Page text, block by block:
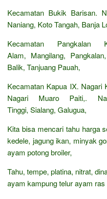
Kecamatan Bukik Barisan.
Naniang, Koto Tangah, Banja
Kecamatan
Alam, Mangilang,
Balik, Tanjuang Pauah,
Kecamatan Kapua IX. Nagari
Nagari Muaro Paiti,.
Tinggi, Sialang, Galugua,
Kita bisa mencari tahu harga
kedele, jagung ikan, minyak
ayam potong broiler,
Tahu, tempe, platina, nitrat,
ayam kampung telur ayam ras